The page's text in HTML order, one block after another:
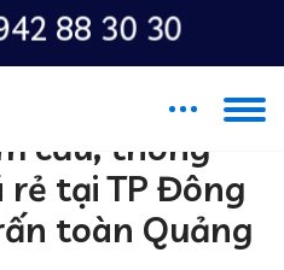
88 30 30
cầu, thông
tại TP Đông
toàn Quảng